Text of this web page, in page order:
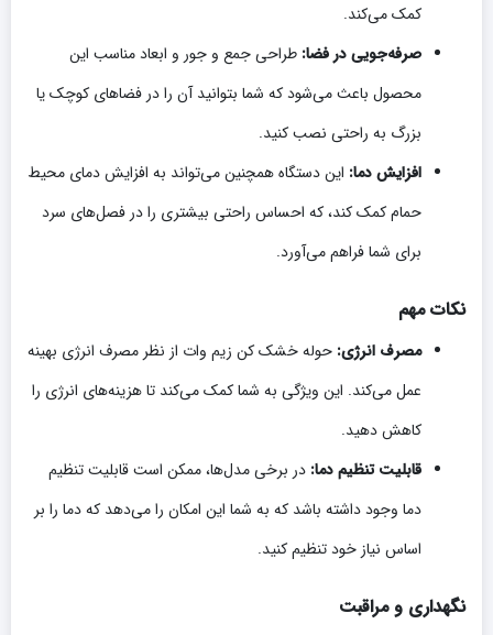
کمک می‌کند.
صرفه‌جویی در فضا: طراحی جمع و جور و ابعاد مناسب این
محصول باعث می‌شود که شما بتوانید آن را در فضاهای کوچک یا
بزرگ به راحتی نصب کنید.
افزایش دما: این دستگاه همچنین می‌تواند به افزایش دمای محیط
حمام کمک کند، که احساس راحتی بیشتری را در فصل‌های سرد
برای شما فراهم می‌آورد.
نکات مهم
مصرف انرژی: حوله خشک کن زیم وات از نظر مصرف انرژی بهینه
عمل می‌کند. این ویژگی به شما کمک می‌کند تا هزینه‌های انرژی را
کاهش دهید.
قابلیت تنظیم دما: در برخی مدل‌ها، ممکن است قابلیت تنظیم
دما وجود داشته باشد که به شما این امکان را می‌دهد که دما را بر
اساس نیاز خود تنظیم کنید.
نگهداری و مراقبت